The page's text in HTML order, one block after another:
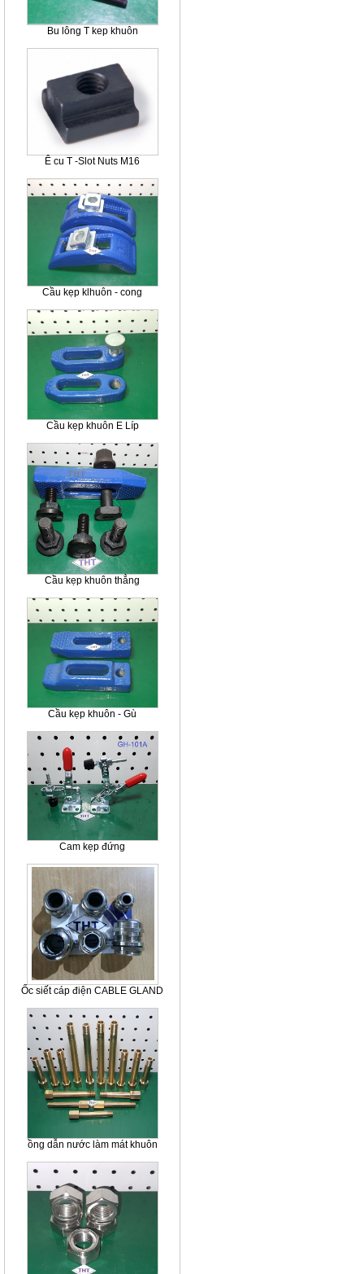
Bu lông T kep khuôn
Ê cu T -Slot Nuts M16
Cầu kẹp klhuôn - cong
Cầu kẹp khuôn E Líp
Cầu kẹp khuôn thẳng
Cầu kẹp khuôn - Gù
Cam kẹp đứng
Ốc siết cáp điện CABLE GLAND
ồng dẫn nước làm mát khuôn